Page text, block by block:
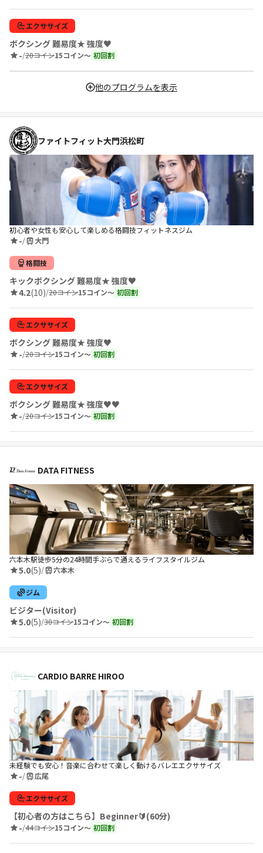
エクササイズ
ボクシング 難易度★ 強度♥
-/20コイン15コイン〜 初回割
他のプログラムを表示
ファイトフィット大門浜松町
初心者や女性も安心して楽しめる格闘技フィットネスジム
-/ 大門
格闘技
キックボクシング 難易度★ 強度♥
4.2(10)/20コイン15コイン〜 初回割
エクササイズ
ボクシング 難易度★ 強度♥
-/20コイン15コイン〜 初回割
エクササイズ
ボクシング 難易度★ 強度♥♥
-/20コイン15コイン〜 初回割
DATA FITNESS
六本木駅徒歩5分の24時間手ぶらで通えるライフスタイルジム
5.0(5)/ 六本木
ジム
ビジター(Visitor)
5.0(5)/30コイン15コイン〜 初回割
CARDIO BARRE HIROO
未経験でも安心！音楽に合わせて楽しく動けるバレエエクササイズ
-/ 広尾
エクササイズ
【初心者の方はこちら】Beginner🔰(60分)
-/44コイン15コイン〜 初回割